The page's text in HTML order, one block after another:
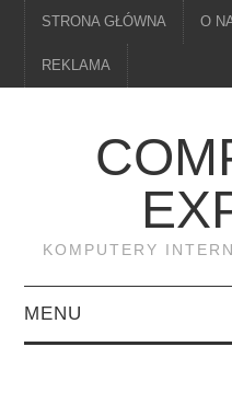
STRONA GŁÓWNA O
REKLAMA
KOMPUTERY
MENU